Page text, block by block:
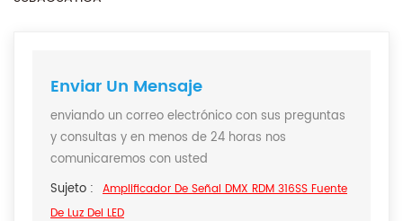
Enviar Un Mensaje
enviando un correo electrónico con sus preguntas
y consultas y en menos de 24 horas nos
comunicaremos con usted
Sujeto : Amplificador De Señal DMX RDM 316SS Fuente
De Luz Del LED